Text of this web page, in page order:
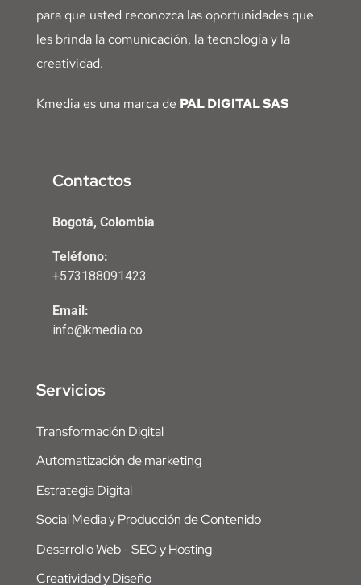
para que usted reconozca las oportunidades que
les brinda la comunicación, la tecnología y la
creatividad.
Kmedia es una marca de PAL DIGITAL SAS
Contactos
Bogotá, Colombia
Teléfono:
+573188091423
Email:
info@kmedia.co
Servicios
Transformación Digital
Automatización de marketing
Estrategia Digital
Social Media y Producción de Contenido
Desarrollo Web - SEO y Hosting
Creatividad y Diseño